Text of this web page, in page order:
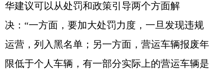
华建议可以从处罚和政策引导两个方面解
决：“一方面，要加大处罚力度，一旦发现违规
运营，列入黑名单；另一方面，营运车辆报废年
限低于个人车辆，有一部分实际上的营运车辆是